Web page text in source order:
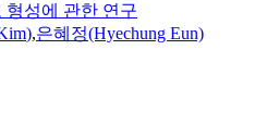
형성에 관한 연구
),은혜정(Hyechung Eun)